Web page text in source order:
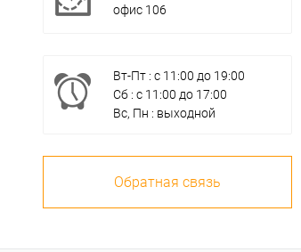
офис 106
Вт-Пт : с 11:00 до 19:00
Сб : с 11:00 до 17:00
Вс, Пн : выходной
Обратная связь